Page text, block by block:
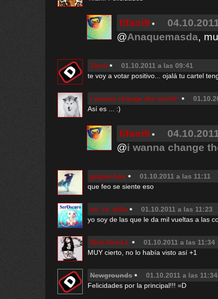
tifani9
@Anaquemasda,
Zorni
01.10.2011 a las 09:41
te voy a votar positivo... ojalá tu cartel
i wanna change the world~
Así es ... :)
tifani9
@i wanna change
gogae-boy
01.10.2011 a las 11:11
que feo se siente eso
no_lo_pillo
01.10.2011 a las 11:23
yo soy de las que le da mil vueltas a las
Sick-DeviLL
01.10.2011 a las 11:34
MUY cierto, no lo había visto así +1
Newgrounds
01.10.2011 a las 11:34
Felicidades por la principal!!! =D